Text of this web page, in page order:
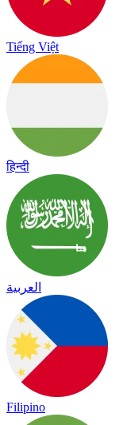
Tiếng Việt
हिन्दी
العربية
Filipino